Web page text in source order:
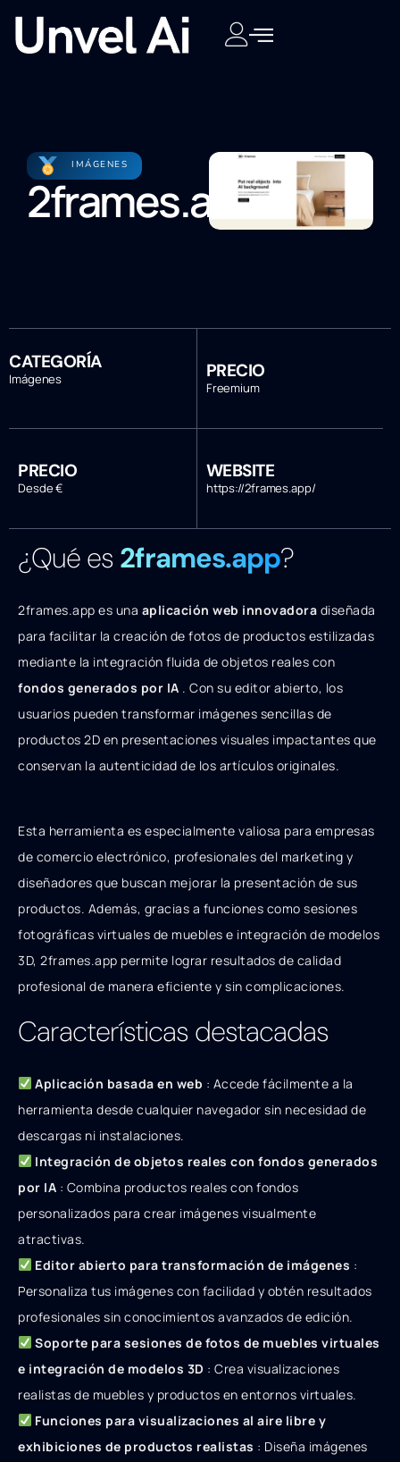
IMÁGENES
2frames.app
CATEGORÍA
Imágenes PRECIO
Freemium
PRECIO
Desde €
WEBSITE
https://2frames.app/
¿Qué es 2frames.app?
2frames.app es una aplicación web innovadora diseñada
para facilitar la creación de fotos de productos estilizadas
mediante la integración fluida de objetos reales con
fondos generados por IA . Con su editor abierto, los
usuarios pueden transformar imágenes sencillas de
productos 2D en presentaciones visuales impactantes que
conservan la autenticidad de los artículos originales.
Esta herramienta es especialmente valiosa para empresas
de comercio electrónico, profesionales del marketing y
diseñadores que buscan mejorar la presentación de sus
productos. Además, gracias a funciones como sesiones
fotográficas virtuales de muebles e integración de modelos
3D, 2frames.app permite lograr resultados de calidad
profesional de manera eficiente y sin complicaciones.
Características destacadas
Aplicación basada en web : Accede fácilmente a la
herramienta desde cualquier navegador sin necesidad de
descargas ni instalaciones.
Integración de objetos reales con fondos generados
por IA : Combina productos reales con fondos
personalizados para crear imágenes visualmente
atractivas.
Editor abierto para transformación de imágenes :
Personaliza tus imágenes con facilidad y obtén resultados
profesionales sin conocimientos avanzados de edición.
Soporte para sesiones de fotos de muebles virtuales
e integración de modelos 3D : Crea visualizaciones
realistas de muebles y productos en entornos virtuales.
Funciones para visualizaciones al aire libre y
exhibiciones de productos realistas : Diseña imágenes